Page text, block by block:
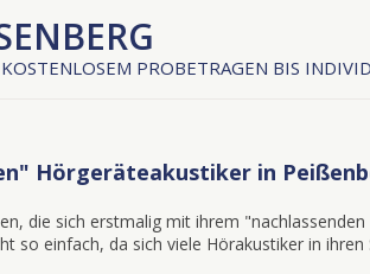
PROBETRAGEN BIS
Hörgeräteakustiker in
die sich erstmalig mit ihrem
so einfach, da sich viele Hörakustiker in